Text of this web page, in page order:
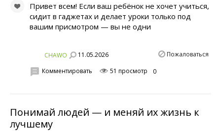
Привет всем! Если ваш ребёнок не хочет учиться,
сидит в гаджетах и делает уроки только под
вашим присмотром — вы не одни
CHAWO 11.05.2026 Пожаловаться
Комментировать 51 просмотр 0
Понимай людей — и меняй их жизнь к
лучшему